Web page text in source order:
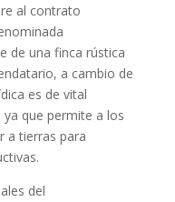
al contrato
de una finca rústica
a cambio de
es de vital
que permite a los
a tierras para
del